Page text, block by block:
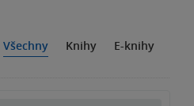
Všechny Knihy E-knihy